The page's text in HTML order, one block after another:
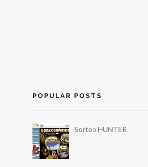
POPULAR POSTS
Sorteo HUNTER